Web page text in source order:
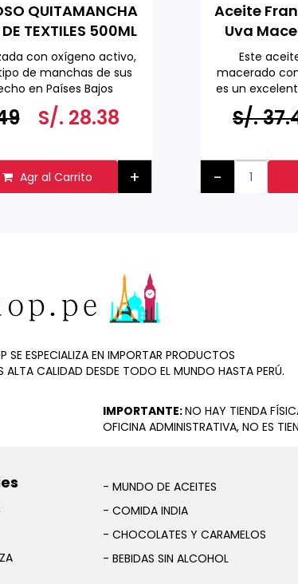
QUITAMANCHA
TEXTILES 500ML
con oxígeno activo,
de manchas de sus
en Países Bajos
S/. 28.38
Agr al Carrito +
Aceite
Uva
Este
macerado
es un
es
aderezos
S/.
-
SE ESPECIALIZA EN IMPORTAR PRODUCTOS
ALTA CALIDAD DESDE TODO EL MUNDO HASTA PERÚ.
IMPORTANTE:NO HAY TIENDA
OFICINA ADMINISTRATIVA, NO ES
- MUNDO DE ACEITES
- COMIDA INDIA
- CHOCOLATES Y CARAMELOS
- BEBIDAS SIN ALCOHOL